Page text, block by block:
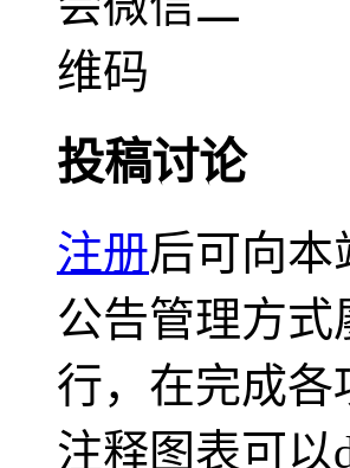
投稿讨论
注册后可向本
公告管理方
行，在完成
注释图表可以